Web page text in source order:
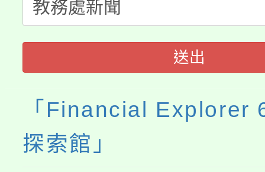
程
送出
「Financial Explorer
探索館」